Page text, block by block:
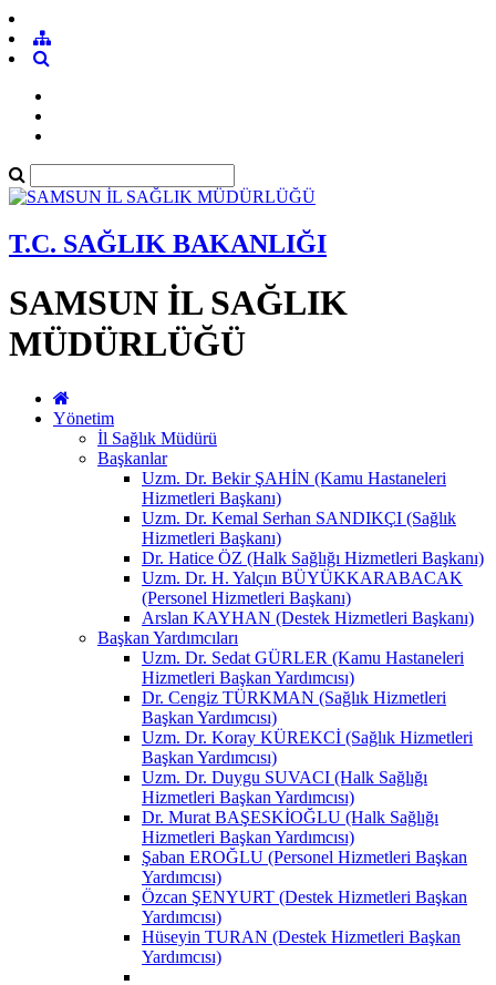
T.C. SAĞLIK BAKANLIĞI
SAMSUN İL SAĞLIK
MÜDÜRLÜĞÜ
Yönetim
İl Sağlık Müdürü
Başkanlar
Uzm. Dr. Bekir ŞAHİN (Kamu Hastaneleri
Hizmetleri Başkanı)
Uzm. Dr. Kemal Serhan SANDIKÇI (Sağlık
Hizmetleri Başkanı)
Dr. Hatice ÖZ (Halk Sağlığı Hizmetleri Başkanı)
Uzm. Dr. H. Yalçın BÜYÜKKARABACAK
(Personel Hizmetleri Başkanı)
Arslan KAYHAN (Destek Hizmetleri Başkanı)
Başkan Yardımcıları
Uzm. Dr. Sedat GÜRLER (Kamu Hastaneleri
Hizmetleri Başkan Yardımcısı)
Dr. Cengiz TÜRKMAN (Sağlık Hizmetleri
Başkan Yardımcısı)
Uzm. Dr. Koray KÜREKCİ (Sağlık Hizmetleri
Başkan Yardımcısı)
Uzm. Dr. Duygu SUVACI (Halk Sağlığı
Hizmetleri Başkan Yardımcısı)
Dr. Murat BAŞESKİOĞLU (Halk Sağlığı
Hizmetleri Başkan Yardımcısı)
Şaban EROĞLU (Personel Hizmetleri Başkan
Yardımcısı)
Özcan ŞENYURT (Destek Hizmetleri Başkan
Yardımcısı)
Hüseyin TURAN (Destek Hizmetleri Başkan
Yardımcısı)